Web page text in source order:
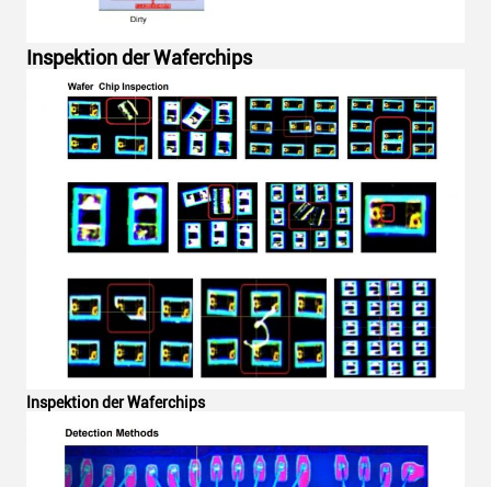
Inspektion der Waferchips
Inspektion der Waferchips